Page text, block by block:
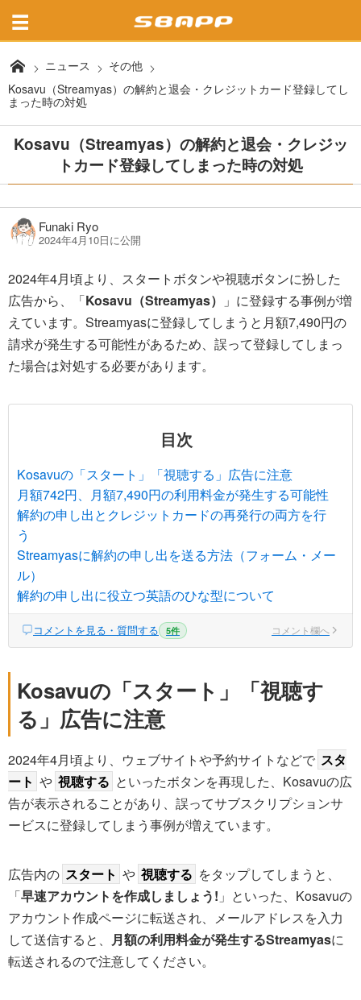
ニュース
その他
Kosavu（Streamyas）の解約と退会・クレジットカード登録してし
まった時の対処
Kosavu（Streamyas）の解約と退会・クレジッ
トカード登録してしまった時の対処
Funaki Ryo
2024年4月10日に公開
2024年4月頃より、スタートボタンや視聴ボタンに扮した
広告から、「Kosavu（Streamyas）
」に登録する事例が増
えています。Streamyasに登録してしまうと月額7,490円の
請求が発生する可能性があるため、誤って登録してしまっ
た場合は対処する必要があります。
目次
Kosavuの「スタート」「視聴する」広告に注意
月額742円、月額7,490円の利用料金が発生する可能性
解約の申し出とクレジットカードの再発行の両方を行
う
Streamyasに解約の申し出を送る方法（フォーム・メー
ル）
解約の申し出に役立つ英語のひな型について
コメントを見る・質問する 5件 コメント欄へ
Kosavuの「スタート」「視聴す
る」広告に注意
2024年4月頃より、ウェブサイトや予約サイトなどで スタ
ート や 視聴する といったボタンを再現した、Kosavuの広
告が表示されることがあり、誤ってサブスクリプションサ
ービスに登録してしまう事例が増えています。
広告内の スタート や 視聴する をタップしてしまうと、
「早速アカウントを作成しましょう! 」といった、Kosavuの
アカウント作成ページに転送され、メールアドレスを入力
して送信すると、 月額の利用料金が発生するStreamyasに
転送されるので注意してください。